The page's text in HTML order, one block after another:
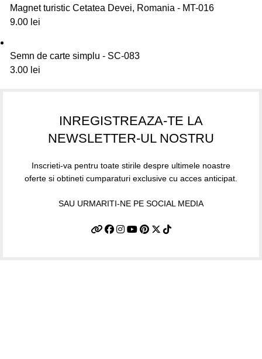
Magnet turistic Cetatea Devei, Romania - MT-016
9.00 lei
Semn de carte simplu - SC-083
3.00 lei
INREGISTREAZA-TE LA
NEWSLETTER-UL NOSTRU
Inscrieti-va pentru toate stirile despre ultimele noastre
oferte si obtineti cumparaturi exclusive cu acces anticipat.
SAU URMARITI-NE PE SOCIAL MEDIA